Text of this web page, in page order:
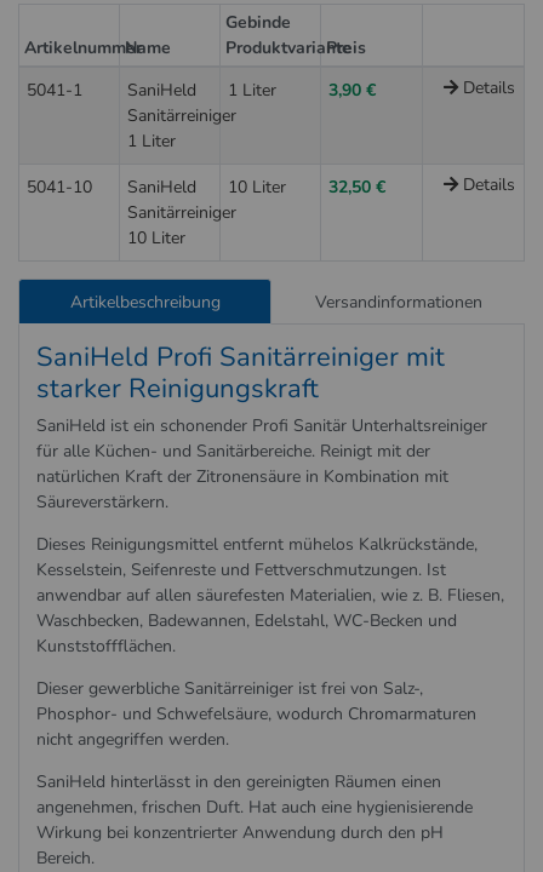
ArtikelnummerName
Gebinde
Produktvariante
Preis
5041-1
SaniHeld
Sanitärreiniger
1 Liter
1 Liter 3,90 € Details
5041-10
SaniHeld
Sanitärreiniger
10 Liter
10 Liter 32,50 € Details
Artikelbeschreibung Versandinformationen
SaniHeld Profi Sanitärreiniger mit
starker Reinigungskraft
SaniHeld ist ein schonender Profi Sanitär Unterhaltsreiniger
für alle Küchen- und Sanitärbereiche. Reinigt mit der
natürlichen Kraft der Zitronensäure in Kombination mit
Säureverstärkern.
Dieses Reinigungsmittel entfernt mühelos Kalkrückstände,
Kesselstein, Seifenreste und Fettverschmutzungen. Ist
anwendbar auf allen säurefesten Materialien, wie z. B. Fliesen,
Waschbecken, Badewannen, Edelstahl, WC-Becken und
Kunststoffflächen.
Dieser gewerbliche Sanitärreiniger ist frei von Salz-,
Phosphor- und Schwefelsäure, wodurch Chromarmaturen
nicht angegriffen werden.
SaniHeld hinterlässt in den gereinigten Räumen einen
angenehmen, frischen Duft. Hat auch eine hygienisierende
Wirkung bei konzentrierter Anwendung durch den pH
Bereich.